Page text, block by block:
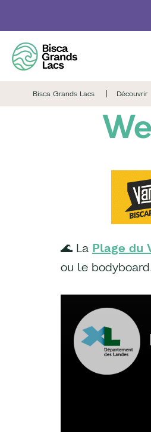
contenu
principal
Bisca Grands Lacs Découvrir
🌊 La Plage du
ou le